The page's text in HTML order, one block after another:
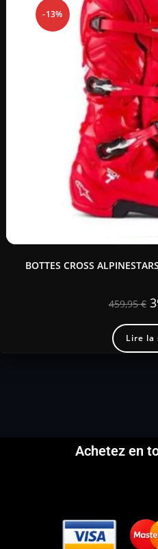
-13%
BOTTES CROSS
459,95€
Lire la
Achetez en